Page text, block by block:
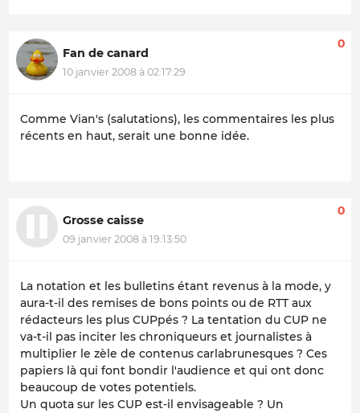
Fan de canard
10 janvier 2008 à 02:17:29
0
Comme Vian's (salutations), les commentaires les plus
récents en haut, serait une bonne idée.
Grosse caisse
09 janvier 2008 à 19:13:50
0
La notation et les bulletins étant revenus à la mode, y
aura-t-il des remises de bons points ou de RTT aux
rédacteurs les plus CUPpés ? La tentation du CUP ne
va-t-il pas inciter les chroniqueurs et journalistes à
multiplier le zèle de contenus carlabrunesques ? Ces
papiers là qui font bondir l'audience et qui ont donc
beaucoup de votes potentiels.
Un quota sur les CUP est-il envisageable ? Un